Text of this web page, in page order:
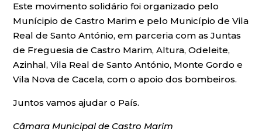
Este movimento solidário foi organizado pelo
Munícipio de Castro Marim e pelo Município de Vila
Real de Santo António, em parceria com as Juntas
de Freguesia de Castro Marim, Altura, Odeleite,
Azinhal, Vila Real de Santo António, Monte Gordo e
Vila Nova de Cacela, com o apoio dos bombeiros.
Juntos vamos ajudar o País.
Câmara Municipal de Castro Marim